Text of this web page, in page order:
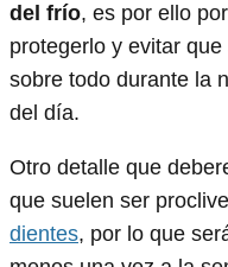
del frío, es por ello
protegerlo y evitar
sobre todo durante la
del día.
Otro detalle que
que suelen ser
dientes, por lo que